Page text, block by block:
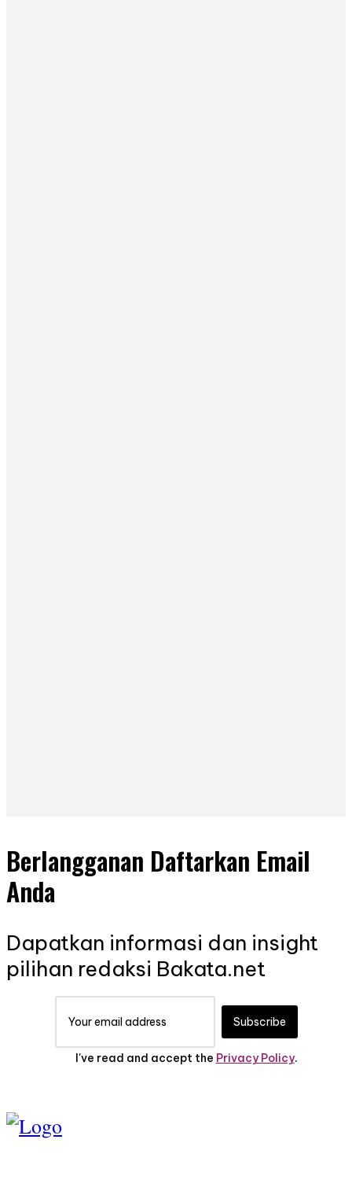
Berlangganan Daftarkan Email
Anda
Dapatkan informasi dan insight
pilihan redaksi Bakata.net
Subscribe
I've read and accept the Privacy Policy.